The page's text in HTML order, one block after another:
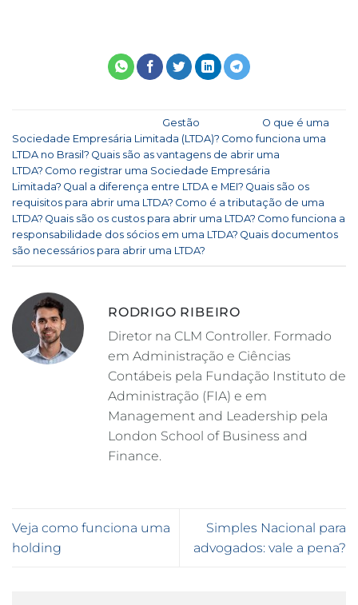
Gestão
O que é uma
Sociedade Empresária Limitada (LTDA)? Como funciona uma
LTDA no Brasil? Quais são as vantagens de abrir uma
LTDA? Como registrar uma Sociedade Empresária
Limitada? Qual a diferença entre LTDA e MEI? Quais são os
requisitos para abrir uma LTDA? Como é a tributação de uma
LTDA? Quais são os custos para abrir uma LTDA? Como funciona a
responsabilidade dos sócios em uma LTDA? Quais documentos
são necessários para abrir uma LTDA?
RODRIGO RIBEIRO
Diretor na CLM Controller. Formado
em Administração e Ciências
Contábeis pela Fundação Instituto de
Administração (FIA) e em
Management and Leadership pela
London School of Business and
Finance.
Veja como funciona uma
holding
Simples Nacional para
advogados: vale a pena?